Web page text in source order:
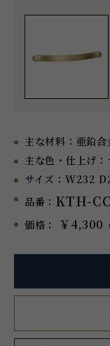
主な材料： 亜鉛合
主な色・仕上げ：
サイズ： W232
品番： KTH-
価格： ￥4,300